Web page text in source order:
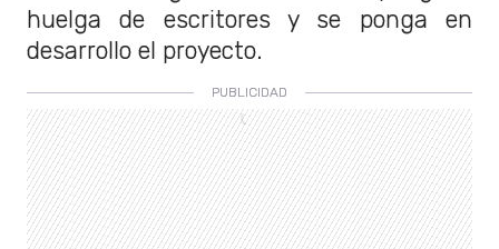
huelga de escritores y se ponga en
desarrollo el proyecto.